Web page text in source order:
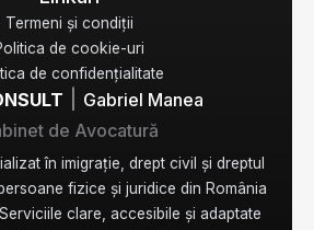
Gabriel Manea
de Avocatură
în imigrație, drept civil și dreptul
fizice și juridice din România
clare, accesibile și adaptate
Termeni și condiții
de cookie-uri
de confidențialitate